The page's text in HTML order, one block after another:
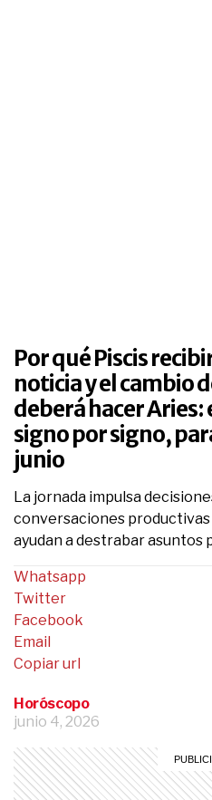
Por qué Piscis
noticia y el cambio
deberá hacer
signo por signo,
junio
La jornada impulsa
conversaciones
ayudan a destrabar asuntos
Horóscopo
junio 4, 2026
Whatsapp
Twitter
Facebook
Email
Copiar url